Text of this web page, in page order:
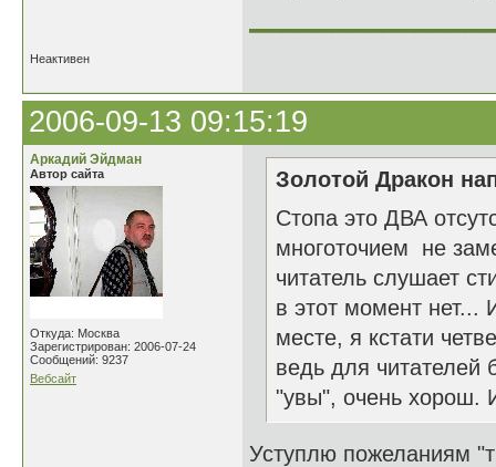
Неактивен
2006-09-13 09:15:19
Аркадий Эйдман
Автор сайта
Откуда: Москва
Зарегистрирован: 2006-07-24
Сообщений: 9237
Вебсайт
Золотой Дракон
Стопа это ДВА
многоточием не
читатель слушает
в этот момент нет...
месте, я кстати
ведь для
"увы", очень
Уступлю пожеланиям